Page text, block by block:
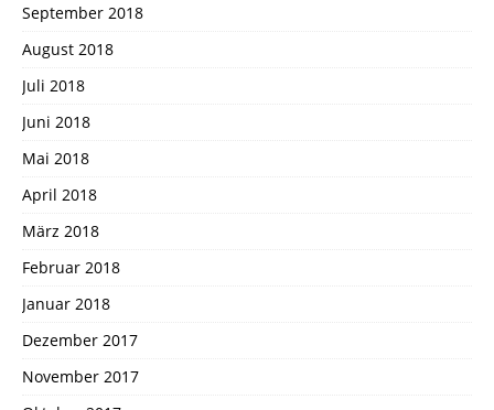
September 2018
August 2018
Juli 2018
Juni 2018
Mai 2018
April 2018
März 2018
Februar 2018
Januar 2018
Dezember 2017
November 2017